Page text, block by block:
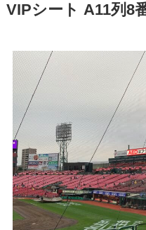
VIPシート A11列8